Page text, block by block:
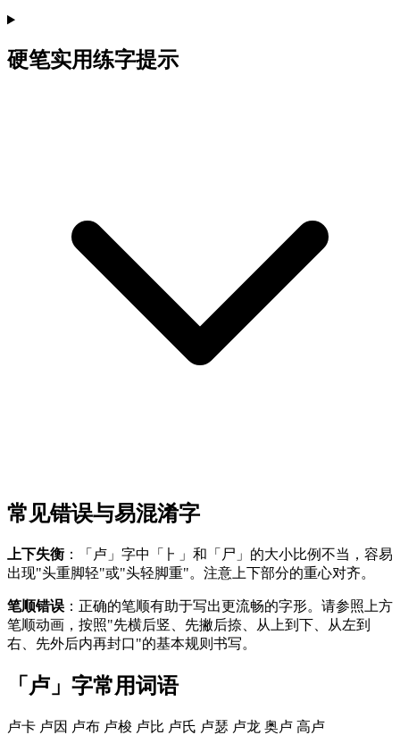
硬笔实用练字提示
常见错误与易混淆字
上下失衡 ：「卢」字中「⺊」和「尸」的大小比例不当，容易
出现"头重脚轻"或"头轻脚重"。注意上下部分的重心对齐。
笔顺错误 ：正确的笔顺有助于写出更流畅的字形。请参照上方
笔顺动画，按照"先横后竖、先撇后捺、从上到下、从左到
右、先外后内再封口"的基本规则书写。
「卢」字常用词语
卢卡 卢因 卢布 卢梭 卢比 卢氏 卢瑟 卢龙 奥卢 高卢